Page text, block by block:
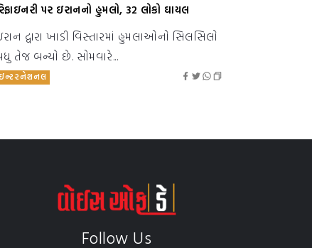
પર ઇરાનનો હુમલો, 32 લોકો ઘાયલ
દ્વારા ખાડી વિસ્તારમાં હુમલાઓનો સિલસિલો
તેજ બન્યો છે. સોમવારે...
Follow Us